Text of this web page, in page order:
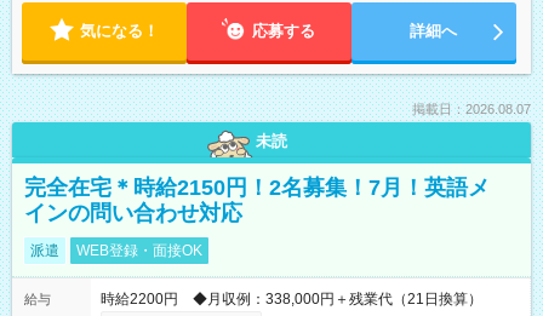
気になる！ 応募する 詳細へ
掲載日：2026.08.07
未読
完全在宅＊時給2150円！2名募集！7月！英語メ
インの問い合わせ対応
派遣 WEB登録・面接OK
給与
時給2200円 ◆月収例：338,000円＋残業代（21日換算）